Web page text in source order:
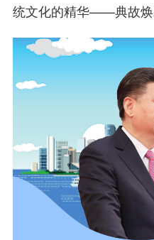
统文化的精华——典故焕